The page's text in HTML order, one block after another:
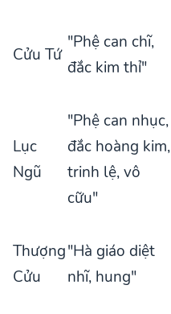
Cửu Tứ
"Phệ can chĩ,
đắc kim thỉ"
Lục
Ngũ
"Phệ can nhục,
đắc hoàng kim,
trinh lệ, vô
cữu"
Thượng
Cửu
"Hà giáo diệt
nhĩ, hung"